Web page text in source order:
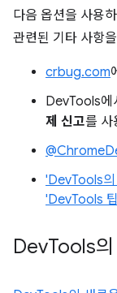
다음 옵션을 사용
관련된 기타 사항
crbug.com
DevTools에
제 신고를 사
'DevTools
'DevTools
DevTools의